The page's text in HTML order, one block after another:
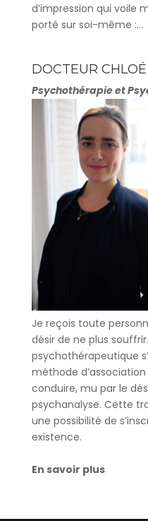
d’impression qui voile
porté sur soi-même :...
DOCTEUR
Psychothérapie et
Je reçois toute
désir de ne plus
psychothérapeutique
méthode
conduire, mu par le
psychanalyse. Cette
une possibilité de
existence.
En savoir plus